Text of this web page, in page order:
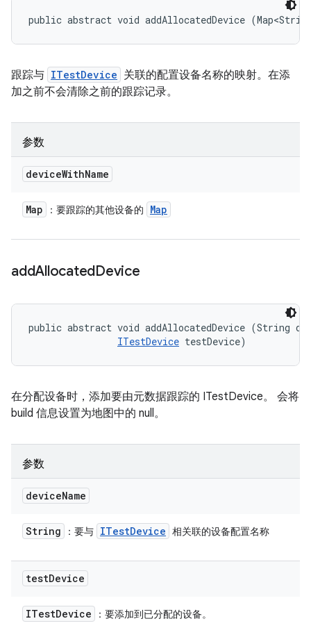
public abstract void addAllocatedDevice
跟踪与 ITestDevice 关联的配置设备名称的映射。在添
加之前不会清除之前的跟踪记录。
参数
deviceWithName
Map ：要跟踪的其他设备的 Map
addAllocatedDevice
public abstract void addAllocatedDevice (String
ITestDevice testDevice)
在分配设备时，添加要由元数据跟踪的 ITestDevice。 会将
build 信息设置为地图中的 null。
参数
deviceName
String ：要与 ITestDevice 相关联的设备配置名称
testDevice
ITestDevice ：要添加到已分配的设备。